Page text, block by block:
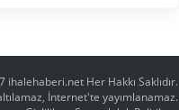
ihalehaberi.net Her Hakkı Saklıdır.
İnternet'te yayımlanamaz.